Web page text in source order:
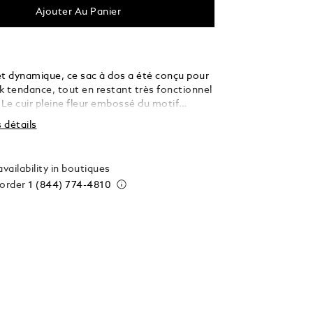
Ajouter Au Panier
dynamique, ce sac à dos a été conçu pour
tendance, tout en restant très fonctionnel
cuir pleine fleur embossé du motif
confère à ce modèle un style unique,
garnitures métalliques noires. Ce sac à
leur vie citadine, avec son
rembourré pouvant abriter un ordinateur
15 pouces, ses nombreuses poches et
détails
in boutiques
1 (844) 774-4810